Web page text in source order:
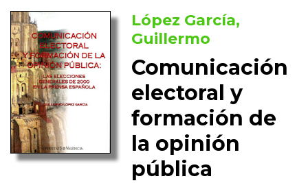
López García,
Guillermo
Comunicación
electoral y
formación de
la opinión
pública